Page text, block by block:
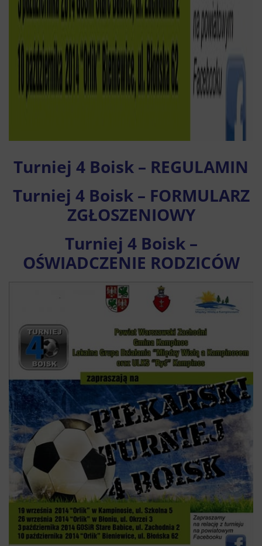
Turniej 4 Boisk – REGULAMIN
Turniej 4 Boisk – FORMULARZ
ZGŁOSZENIOWY
Turniej 4 Boisk –
OŚWIADCZENIE RODZICÓW